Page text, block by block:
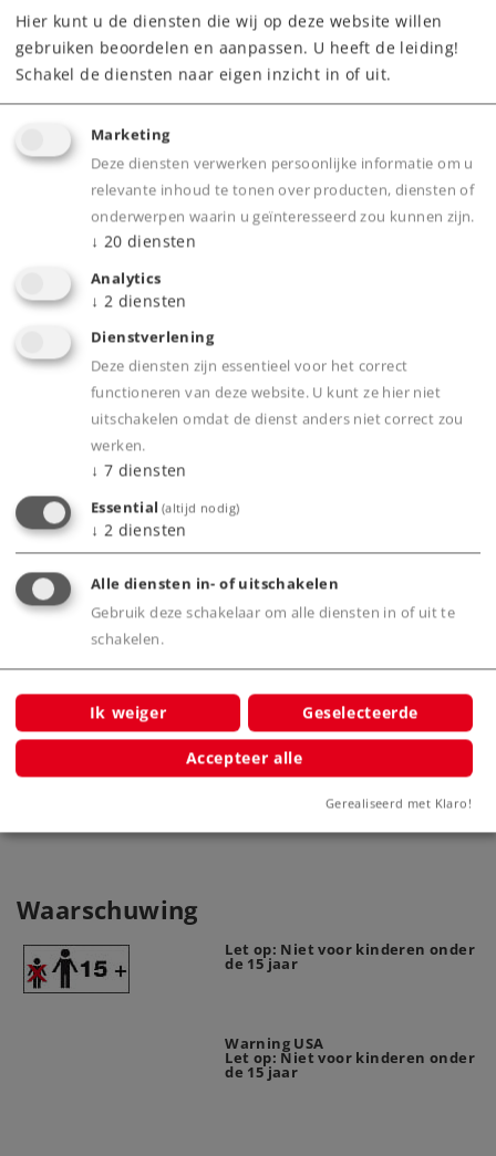
Adviesprijs
voorlopige levertijd: 4e kwartaal 2026
Dealer zoeken
Downloads
Highlights
Nagebootst interieur.
Binnenverlichting met LED's in motor- en
bijwagen.
Klokanker motor.
Product
Waarschuwing
Let op: Niet voor kinderen onder
de 15 jaar
Warning USA
Let op: Niet voor kinderen onder
de 15 jaar
Hier kunt u de diensten die wij op deze website willen
gebruiken beoordelen en aanpassen. U heeft de leiding!
Schakel de diensten naar eigen inzicht in of uit.
Marketing
Deze diensten verwerken persoonlijke informatie om u
relevante inhoud te tonen over producten, diensten of
onderwerpen waarin u geïnteresseerd zou kunnen zijn.
↓ 20 diensten
Analytics
↓ 2 diensten
Dienstverlening
Deze diensten zijn essentieel voor het correct
functioneren van deze website. U kunt ze hier niet
uitschakelen omdat de dienst anders niet correct zou
werken.
↓ 7 diensten
Essential (altijd nodig)
↓ 2 diensten
Alle diensten in- of uitschakelen
Gebruik deze schakelaar om alle diensten in of uit te
schakelen.
Ik weiger Geselecteerde
Accepteer alle
Gerealiseerd met Klaro!